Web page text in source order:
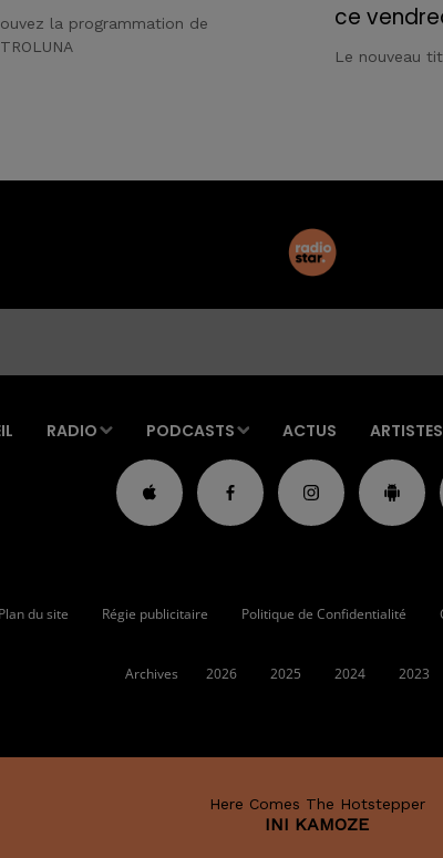
la programmation de
ce
Le nouveau
RADIO PODCASTS ACTUS
Here Comes The Hotstepper
INI KAMOZE
Plan du site Régie publicitaire Politique de Confidentialité
Archives 2026 2025 2024 2023